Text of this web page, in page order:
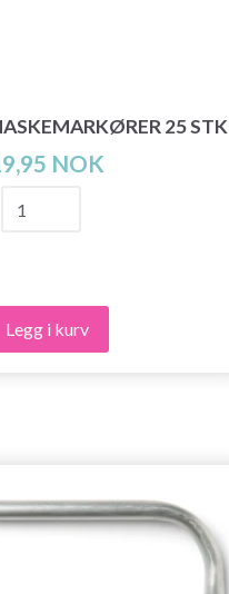
25 STK
NOK
Legg i kurv